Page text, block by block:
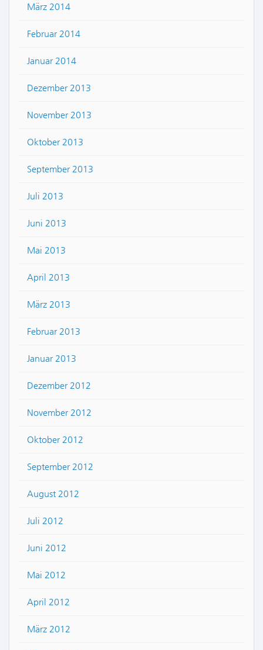
März 2014
Februar 2014
Januar 2014
Dezember 2013
November 2013
Oktober 2013
September 2013
Juli 2013
Juni 2013
Mai 2013
April 2013
März 2013
Februar 2013
Januar 2013
Dezember 2012
November 2012
Oktober 2012
September 2012
August 2012
Juli 2012
Juni 2012
Mai 2012
April 2012
März 2012